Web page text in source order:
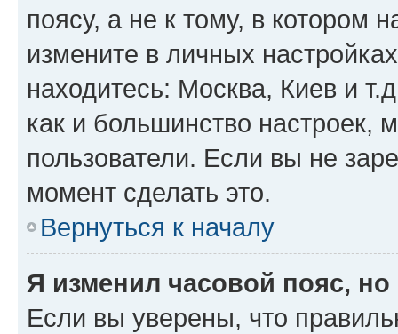
поясу, а не к тому, в котором
измените в личных
находитесь: Москва, Киев и
как и большинство настроек,
пользователи. Если вы не
момент сделать это.
Вернуться к началу
Я изменил часовой пояс,
Если вы уверены, что